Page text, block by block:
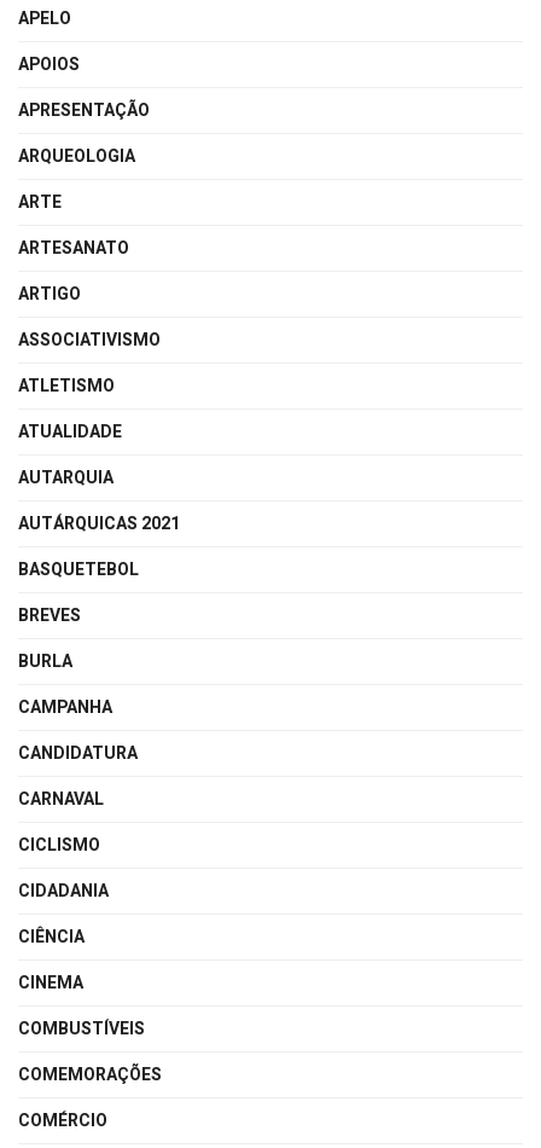
APELO
APOIOS
APRESENTAÇÃO
ARQUEOLOGIA
ARTE
ARTESANATO
ARTIGO
ASSOCIATIVISMO
ATLETISMO
ATUALIDADE
AUTARQUIA
AUTÁRQUICAS 2021
BASQUETEBOL
BREVES
BURLA
CAMPANHA
CANDIDATURA
CARNAVAL
CICLISMO
CIDADANIA
CIÊNCIA
CINEMA
COMBUSTÍVEIS
COMEMORAÇÕES
COMÉRCIO